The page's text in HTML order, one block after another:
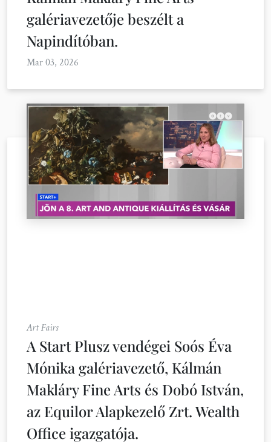
galériavezetője beszélt a
Napindítóban.
Mar 03, 2026
Art Fairs
A Start Plusz vendégei Soós Éva
Mónika galériavezető, Kálmán
Makláry Fine Arts és Dobó István,
az Equilor Alapkezelő Zrt. Wealth
Office igazgatója.